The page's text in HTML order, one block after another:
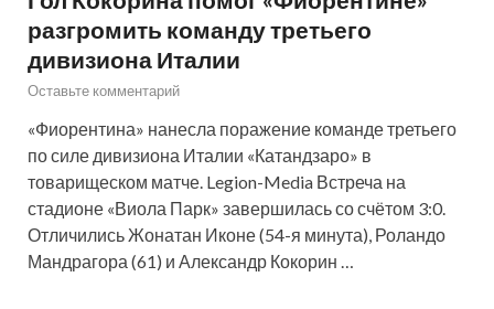
разгромить команду третьего
дивизиона Италии
Оставьте комментарий
«Фиорентина» нанесла поражение команде третьего
по силе дивизиона Италии «Катандзаро» в
товарищеском матче. Legion-Media Встреча на
стадионе «Виола Парк» завершилась со счётом 3:0.
Отличились Жонатан Иконе (54-я минута), Роландо
Мандрагора (61) и Александр Кокорин …